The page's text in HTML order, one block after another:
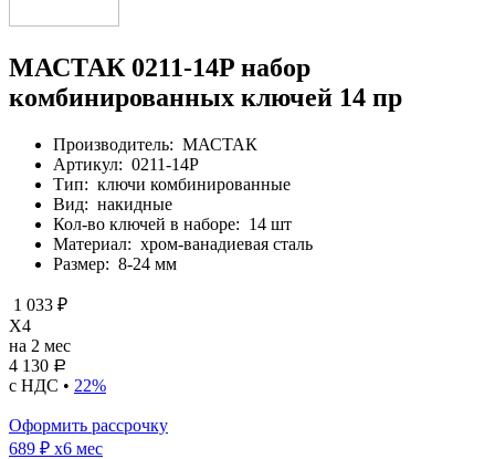
МАСТАК 0211-14P набор
комбинированных ключей 14 пр
Производитель: МАСТАК
Артикул: 0211-14P
Тип: ключи комбинированные
Вид: накидные
Кол-во ключей в наборе: 14 шт
Материал: хром-ванадиевая сталь
Размер: 8-24 мм
1 033 ₽
X4
на 2 мес
4 130 Р
с НДС • 22%
Оформить рассрочку
689 ₽ x6 мес